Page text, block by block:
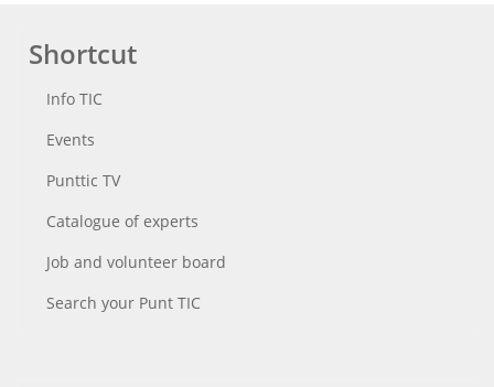
Shortcut
Info TIC
Events
Punttic TV
Catalogue of experts
Job and volunteer board
Search your Punt TIC